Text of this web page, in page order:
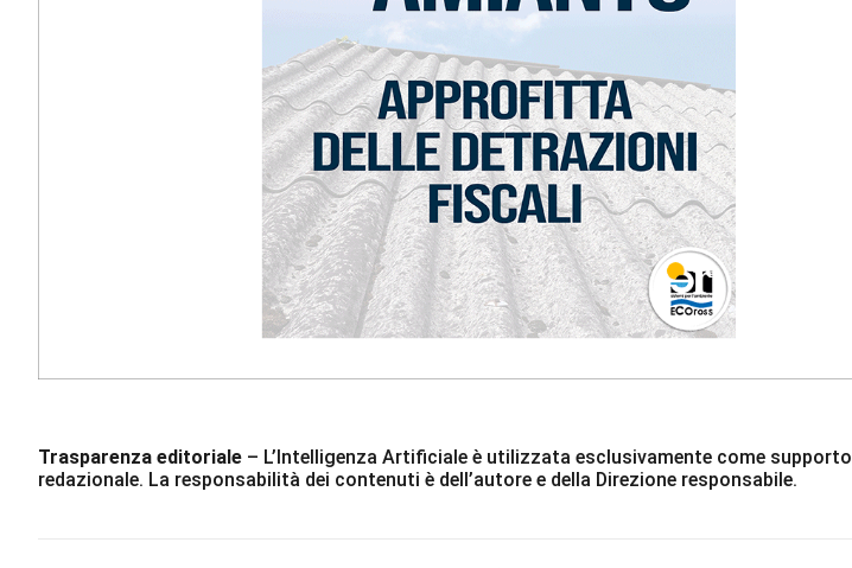
Trasparenza editoriale – L’Intelligenza Artificiale è utilizzata esclusivamente come supporto
redazionale. La responsabilità dei contenuti è dell’autore e della Direzione responsabile.